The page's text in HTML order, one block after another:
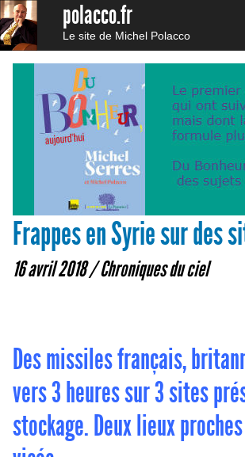
polacco.fr
Le site de Michel Polacco
Frappes en Syrie sur des
16 avril 2018 /Chroniques du ciel
Des missiles français,
vers 3 heures sur 3 sites
stockage. Deux lieux